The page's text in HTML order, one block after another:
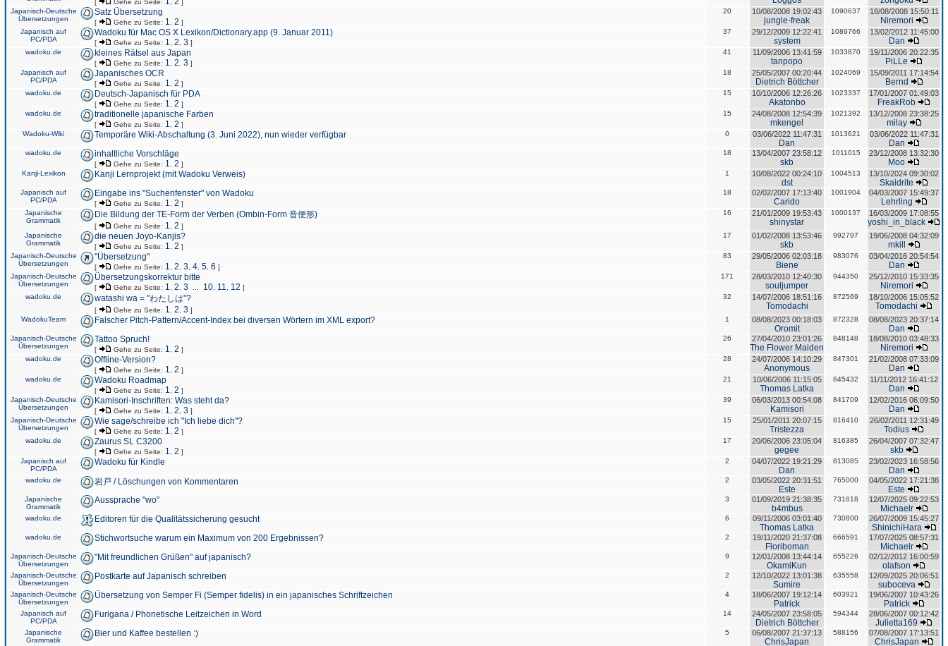
[ Gehe zu Seite: ]
Japanisch-Deutsche
Übersetzungen
Satz Übersetzung
[ Gehe zu Seite: 1 2 ]
20 10/08/2008 19:02:43
jungle-freak
1090637 18/08/2008 15:50:11
Niremori
Japanisch auf
PC/PDA
Wadoku für Mac OS X Lexikon/Dictionary.app (9. Januar 2011)
[ Gehe zu Seite: 1 2 3 ]
37 29/12/2009 12:22:41
system
1089766 13/02/2012 11:45:00
Dan
wadoku.de kleines Rätsel aus Japan
[ Gehe zu Seite: 1 2 3 ]
41 11/09/2006 13:41:59
tanpopo
1033870 19/11/2006 20:22:35
PiLLe
Japanisch auf
PC/PDA
Japanisches OCR
[ Gehe zu Seite: 1 2 ]
18 25/05/2007 00:20:44
Dietrich Böttcher
1024069 15/09/2011 17:14:54
Bernd
wadoku.de Deutsch-Japanisch für PDA
[ Gehe zu Seite: 1 2 ]
15 10/10/2006 12:26:26
Akatonbo
1023337 17/01/2007 01:49:03
FreakRob
wadoku.de traditionelle japanische Farben
[ Gehe zu Seite: 1 2 ]
15 24/08/2008 12:54:39
mkengel
1021392 13/12/2008 23:38:25
milay
Wadoku-Wiki Temporäre Wiki-Abschaltung (3. Juni 2022), nun wieder verfügbar 0 03/06/2022 11:47:31
Dan
1013621 03/06/2022 11:47:31
Dan
wadoku.de inhaltliche Vorschläge
[ Gehe zu Seite: 1 2 ]
18 13/04/2007 23:58:12
skb
1011015 23/12/2008 13:32:30
Moo
Kanji-Lexikon Kanji Lernprojekt (mit Wadoku Verweis) 1 10/08/2022 00:24:10
dst
1004513 13/10/2024 09:30:02
Skaidrite
Japanisch auf
PC/PDA
Eingabe ins "Suchenfenster" von Wadoku
[ Gehe zu Seite: 1 2 ]
18 02/02/2007 17:13:40
Carido
1001904 04/03/2007 15:49:37
Lehrling
Japanische
Grammatik
Die Bildung der TE-Form der Verben (Ombin-Form 音便形)
[ Gehe zu Seite: 1 2 ]
16 21/01/2009 19:53:43
shinystar
1000137 16/03/2009 17:08:55
yoshi_in_black
Japanische
Grammatik
die neuen Joyo-Kanjis?
[ Gehe zu Seite: 1 2 ]
17 01/02/2008 13:53:46
skb
992797 19/06/2008 04:32:09
mkill
Japanisch-Deutsche
Übersetzungen
"Übersetzung"
[ Gehe zu Seite: 1 2 3 4 5 6 ]
83 29/05/2006 02:03:18
Biene
983076 03/04/2016 20:54:54
Dan
Japanisch-Deutsche
Übersetzungen
Übersetzungskorrektur bitte
[ Gehe zu Seite: 1 2 3 10 11 12 ]
171 28/03/2010 12:40:30
souljumper
944350 25/12/2010 15:33:35
Niremori
wadoku.de watashi wa = "わたしは"?
[ Gehe zu Seite: 1 2 3 ]
32 14/07/2006 18:51:16
Tomodachi
872569 18/10/2006 15:05:52
Tomodachi
WadokuTeam Falscher Pitch-Pattern/Accent-Index bei diversen Wörtern im XML export? 1 08/08/2023 00:18:03
Oromit
872328 08/08/2023 20:37:14
Dan
Japanisch-Deutsche
Übersetzungen
Tattoo Spruch!
[ Gehe zu Seite: 1 2 ]
26 27/04/2010 23:01:26
The Flower Maiden
848148 18/08/2010 03:48:33
Niremori
wadoku.de Offline-Version?
[ Gehe zu Seite: 1 2 ]
28 24/07/2006 14:10:29
Anonymous
847301 21/02/2008 07:33:09
Dan
wadoku.de Wadoku Roadmap
[ Gehe zu Seite: 1 2 ]
21 10/06/2006 11:15:05
Thomas Latka
845432 11/11/2012 16:41:12
Dan
Japanisch-Deutsche
Übersetzungen
Kamisori-Inschriften: Was steht da?
[ Gehe zu Seite: 1 2 3 ]
39 06/03/2013 00:54:08
Kamisori
841709 12/02/2016 06:09:50
Dan
Japanisch-Deutsche
Übersetzungen
Wie sage/schreibe ich "Ich liebe dich"?
[ Gehe zu Seite: 1 2 ]
15 25/01/2011 20:07:15
Tristezza
816410 26/02/2011 12:31:49
Todius
wadoku.de Zaurus SL C3200
[ Gehe zu Seite: 1 2 ]
17 20/06/2006 23:05:04
gegee
816385 26/04/2007 07:32:47
skb
Japanisch auf
PC/PDA
Wadoku für Kindle 2 04/07/2022 19:21:29
Dan
813085 23/02/2023 16:58:56
Dan
wadoku.de 岩戸 / Löschungen von Kommentaren 2 03/05/2022 20:31:51
Este
765000 04/05/2022 17:21:38
Este
Japanische
Grammatik
Aussprache "wo" 3 01/09/2019 21:38:35
b4mbus
731618 12/07/2025 09:22:53
Michaelr
wadoku.de Editoren für die Qualitätssicherung gesucht 6 09/11/2006 03:01:40
Thomas Latka
730800 26/07/2009 15:45:27
ShinichiHara
wadoku.de Stichwortsuche warum ein Maximum von 200 Ergebnissen? 2 19/11/2020 21:37:08
Floriboman
666591 17/07/2025 08:57:31
Michaelr
Japanisch-Deutsche
Übersetzungen
"Mit freundlichen Grüßen" auf japanisch? 9 12/01/2008 13:44:14
OkamiKun
655226 02/12/2012 16:00:59
olafson
Japanisch-Deutsche
Übersetzungen
Postkarte auf Japanisch schreiben 2 12/10/2022 13:01:38
Sumire
635558 12/09/2025 20:06:51
suboceva
Japanisch-Deutsche
Übersetzungen
Übersetzung von Semper Fi (Semper fidelis) in ein japanisches Schriftzeichen 4 18/06/2007 19:12:14
Patrick
603921 19/06/2007 10:43:26
Patrick
Japanisch auf
PC/PDA
Furigana / Phonetische Leitzeichen in Word 14 24/05/2007 23:58:05
Dietrich Böttcher
594344 28/06/2007 00:12:42
Julietta169
Japanische
Grammatik
Bier und Kaffee bestellen :) 5 06/08/2007 21:37:13
ChrisJapan
588156 07/08/2007 17:13:51
ChrisJapan